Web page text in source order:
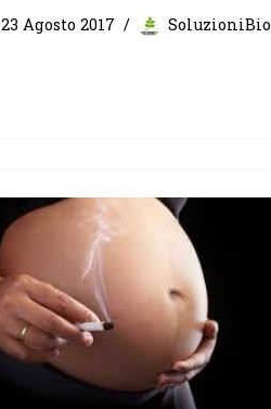
23 Agosto 2017 SoluzioniBio